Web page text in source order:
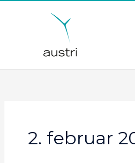
2. februar